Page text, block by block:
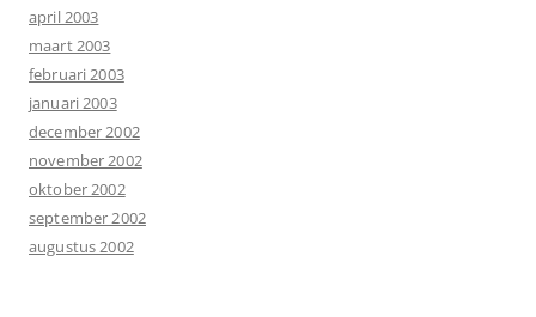
april 2003
maart 2003
februari 2003
januari 2003
december 2002
november 2002
oktober 2002
september 2002
augustus 2002